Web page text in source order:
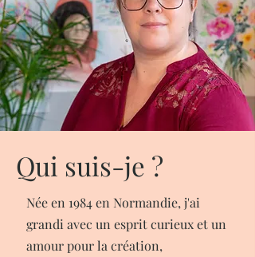
Qui suis-je ?
Née en 1984 en Normandie, j'ai
grandi avec un esprit curieux et un
amour pour la création,